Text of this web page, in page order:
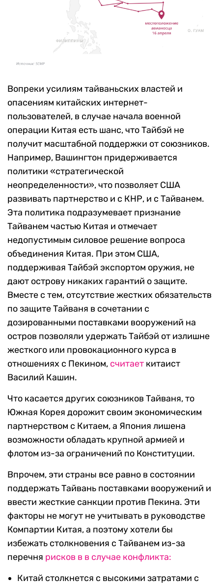
Вопреки усилиям тайваньских властей и
опасениям китайских интернет-
пользователей, в случае начала военной
операции Китая есть шанс, что Тайбэй не
получит масштабной поддержки от союзников.
Например, Вашингтон придерживается
политики «стратегической
неопределенности», что позволяет США
развивать партнерство и с КНР, и с Тайванем.
Эта политика подразумевает признание
Тайванем частью Китая и отмечает
недопустимым силовое решение вопроса
объединения Китая. При этом США,
поддерживая Тайбэй экспортом оружия, не
дают острову никаких гарантий о защите.
Вместе с тем, отсутствие жестких обязательств
по защите Тайваня в сочетании с
дозированными поставками вооружений на
остров позволяли удержать Тайбэй от излишне
жесткого или провокационного курса в
отношениях с Пекином, считает китаист
Василий Кашин.
Что касается других союзников Тайваня, то
Южная Корея дорожит своим экономическим
партнерством с Китаем, а Япония лишена
возможности обладать крупной армией и
флотом из-за ограничений по Конституции.
Впрочем, эти страны все равно в состоянии
поддержать Тайвань поставками вооружений и
ввести жесткие санкции против Пекина. Эти
факторы не могут не учитывать в руководстве
Компартии Китая, а поэтому хотели бы
избежать столкновения с Тайванем из-за
перечня рисков в в случае конфликта:
Китай столкнется с высокими затратами с